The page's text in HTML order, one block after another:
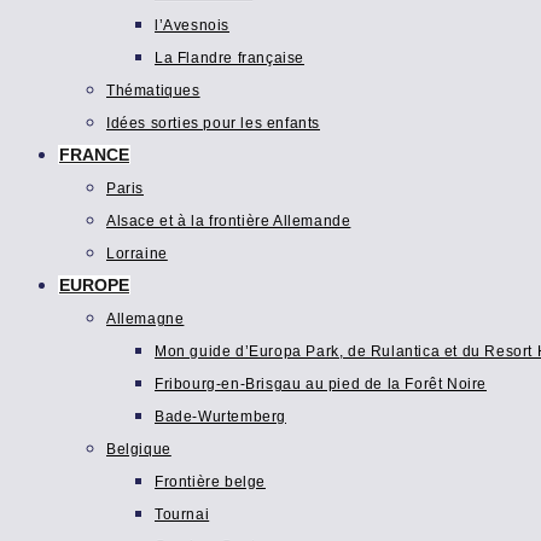
l’Avesnois
La Flandre française
Thématiques
Idées sorties pour les enfants
FRANCE
Paris
Alsace et à la frontière Allemande
Lorraine
EUROPE
Allemagne
Mon guide d’Europa Park, de Rulantica et du Resort
Fribourg-en-Brisgau au pied de la Forêt Noire
Bade-Wurtemberg
Belgique
Frontière belge
Tournai